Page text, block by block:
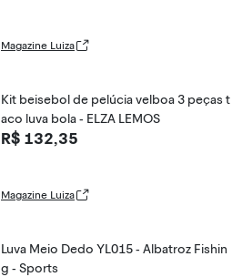
Magazine Luiza
Kit beisebol de pelúcia velboa 3 peças t
aco luva bola - ELZA LEMOS
R$ 132,35
Magazine Luiza
Luva Meio Dedo YL015 - Albatroz Fishin
g - Sports